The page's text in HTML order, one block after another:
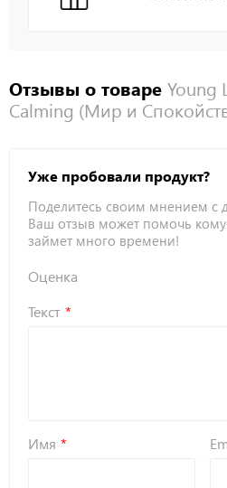
Отзывы о товаре Young
Calming (Мир и
Уже пробовали продукт?
Поделитесь своим мнением с
Ваш отзыв может помочь
займет много времени!
Оценка
Текст
Имя